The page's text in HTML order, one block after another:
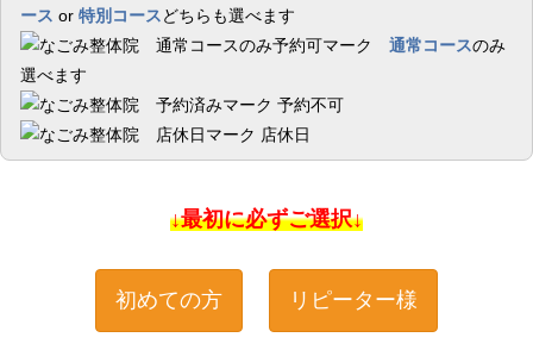
ース or 特別コースどちらも選べます
通常コースのみ
選べます
予約不可
店休日
↓最初に必ずご選択↓
初めての方 リピーター様